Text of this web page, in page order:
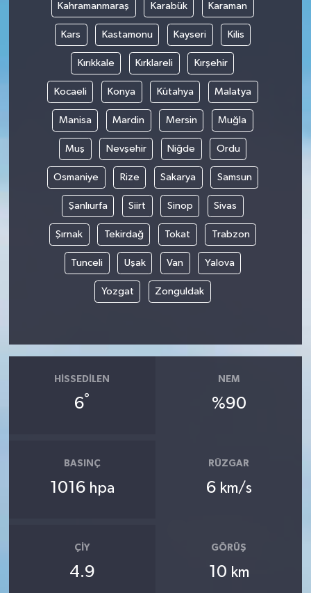
Kahramanmaraş Karabük Karaman
Kars Kastamonu Kayseri Kilis
Kırıkkale Kırklareli Kırşehir
Kocaeli Konya Kütahya Malatya
Manisa Mardin Mersin Muğla
Muş Nevşehir Niğde Ordu
Osmaniye Rize Sakarya Samsun
Şanlıurfa Siirt Sinop Sivas
Şırnak Tekirdağ Tokat Trabzon
Tunceli Uşak Van Yalova
Yozgat Zonguldak
HISSEDILEN
6°
NEM
%90
BASINÇ
1016 hpa
RÜZGAR
6 km/s
ÇIY
4.9
GÖRÜŞ
10 km